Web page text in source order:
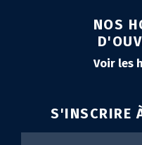
NOS
Voir les
S'INSCRIRE